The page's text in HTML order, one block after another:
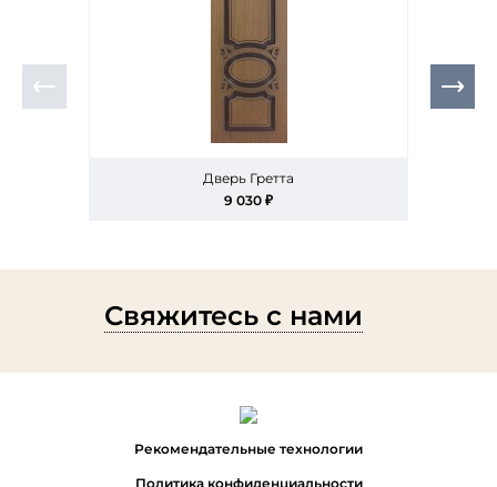
Дверь Гретта
9 030 ₽
Свяжитесь с нами
Рекомендательные технологии
Политика конфиденциальности